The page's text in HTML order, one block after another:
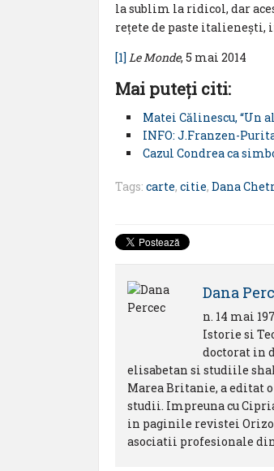
la sublim la ridicol, dar
rețete de paste
[1] Le Monde, 5 mai 2014
Mai puteţi citi:
Matei Călinescu, “Un
INFO: J.Franzen-
Cazul Condrea ca
Tags: carte, citie, Dana
Dana
n. 14 mai
Istorie si
doctorat in
elisabetan si studiile
Marea Britanie, a editat
studii. Impreuna cu
in paginile revistei
asociatii profesionale